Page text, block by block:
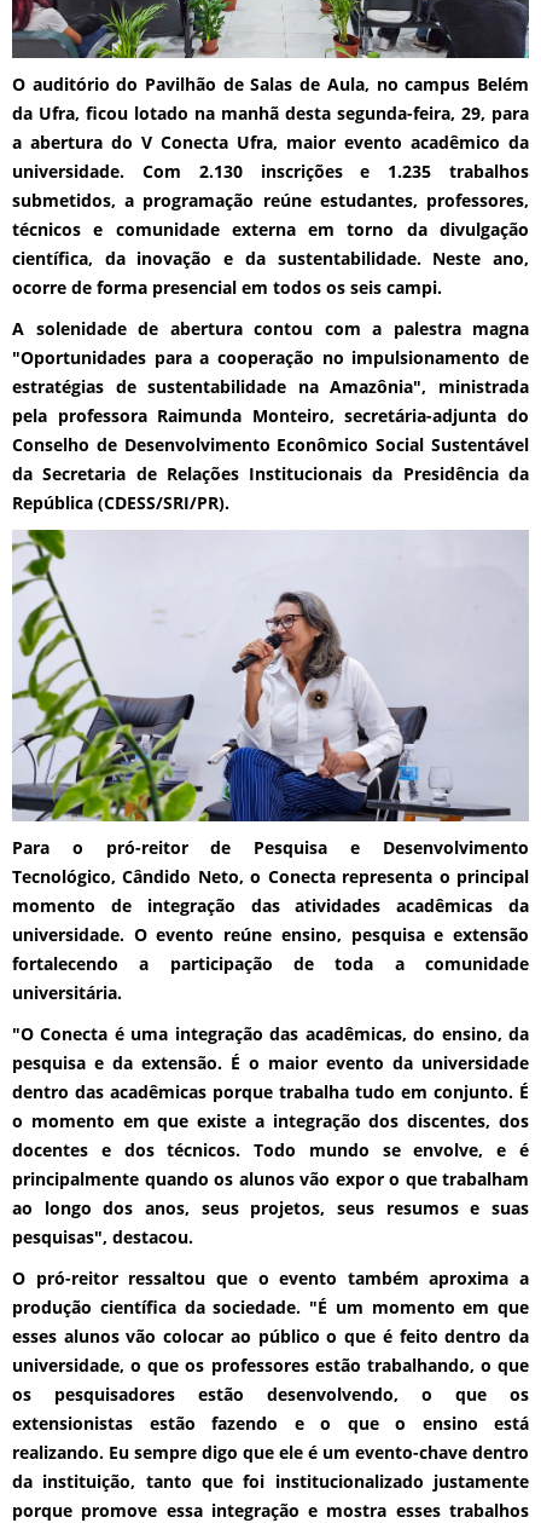
O auditório do Pavilhão de Salas de Aula, no campus Belém
da Ufra, ficou lotado na manhã desta segunda-feira, 29, para
a abertura do V Conecta Ufra, maior evento acadêmico da
universidade. Com 2.130 inscrições e 1.235 trabalhos
submetidos, a programação reúne estudantes, professores,
técnicos e comunidade externa em torno da divulgação
científica, da inovação e da sustentabilidade. Neste ano,
ocorre de forma presencial em todos os seis campi.
A solenidade de abertura contou com a palestra magna
"Oportunidades para a cooperação no impulsionamento de
estratégias de sustentabilidade na Amazônia", ministrada
pela professora Raimunda Monteiro, secretária-adjunta do
Conselho de Desenvolvimento Econômico Social Sustentável
da Secretaria de Relações Institucionais da Presidência da
República (CDESS/SRI/PR).
Para o pró-reitor de Pesquisa e Desenvolvimento
Tecnológico, Cândido Neto, o Conecta representa o principal
momento de integração das atividades acadêmicas da
universidade. O evento reúne ensino, pesquisa e extensão
fortalecendo a participação de toda a comunidade
universitária.
"O Conecta é uma integração das acadêmicas, do ensino, da
pesquisa e da extensão. É o maior evento da universidade
dentro das acadêmicas porque trabalha tudo em conjunto. É
o momento em que existe a integração dos discentes, dos
docentes e dos técnicos. Todo mundo se envolve, e é
principalmente quando os alunos vão expor o que trabalham
ao longo dos anos, seus projetos, seus resumos e suas
pesquisas", destacou.
O pró-reitor ressaltou que o evento também aproxima a
produção científica da sociedade. "É um momento em que
esses alunos vão colocar ao público o que é feito dentro da
universidade, o que os professores estão trabalhando, o que
os pesquisadores estão desenvolvendo, o que os
extensionistas estão fazendo e o que o ensino está
realizando. Eu sempre digo que ele é um evento-chave dentro
da instituição, tanto que foi institucionalizado justamente
porque promove essa integração e mostra esses trabalhos